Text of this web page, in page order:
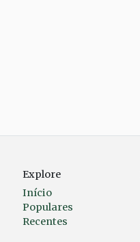
Explore
Início
Populares
Recentes